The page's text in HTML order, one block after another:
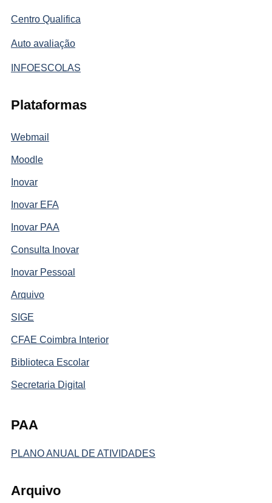
Centro Qualifica
Auto avaliação
INFOESCOLAS
Plataformas
Webmail
Moodle
Inovar
Inovar EFA
Inovar PAA
Consulta Inovar
Inovar Pessoal
Arquivo
SIGE
CFAE Coimbra Interior
Biblioteca Escolar
Secretaria Digital
PAA
PLANO ANUAL DE ATIVIDADES
Arquivo